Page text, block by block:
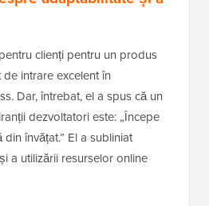
clienți pentru un produs
intrare excelent în
Dar, întrebat, el a spus că un
dezvoltatori este: „Începe
învățat.” El a subliniat
a utilizării resurselor online